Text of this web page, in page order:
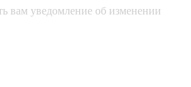
вам уведомление об изменении